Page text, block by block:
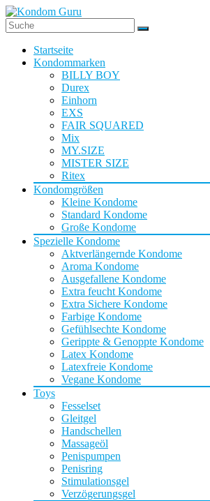
Startseite
Kondommarken
BILLY BOY
Durex
Einhorn
EXS
FAIR SQUARED
Mix
MY.SIZE
MISTER SIZE
Ritex
Kondomgrößen
Kleine Kondome
Standard Kondome
Große Kondome
Spezielle Kondome
Aktverlängernde Kondome
Aroma Kondome
Ausgefallene Kondome
Extra feucht Kondome
Extra Sichere Kondome
Farbige Kondome
Gefühlsechte Kondome
Gerippte & Genoppte Kondome
Latex Kondome
Latexfreie Kondome
Vegane Kondome
Toys
Fesselset
Gleitgel
Handschellen
Massageöl
Penispumpen
Penisring
Stimulationsgel
Verzögerungsgel